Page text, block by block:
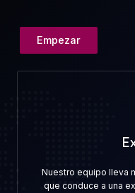
Empezar
Nuestro equipo lleva
que conduce a una